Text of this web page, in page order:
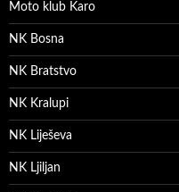
Moto klub Karo
NK Bosna
NK Bratstvo
NK Kralupi
NK Liješeva
NK Ljiljan